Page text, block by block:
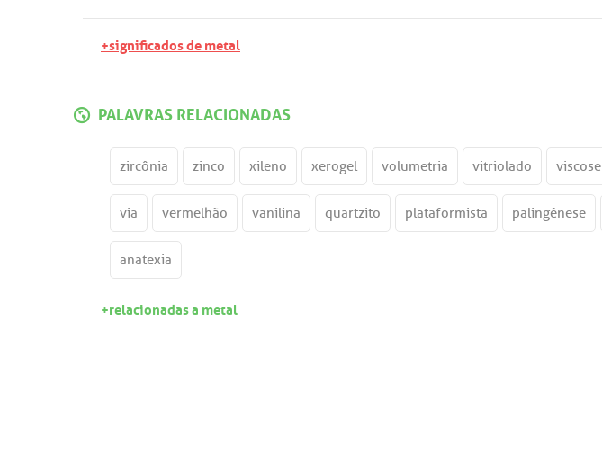
+significados de metal
PALAVRAS RELACIONADAS
zircônia zinco xileno xerogel volumetria vitriolado viscose
via vermelhão vanilina quartzito plataformista palingênese
anatexia
+relacionadas a metal